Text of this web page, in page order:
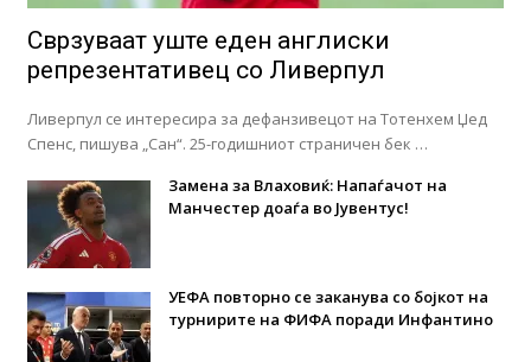
Сврзуваат уште еден англиски
репрезентативец со Ливерпул
Ливерпул се интересира за дефанзивецот на Тотенхем Џед
Спенс, пишува „Сан“. 25-годишниот страничен бек …
Замена за Влаховиќ: Напаѓачот на
Манчестер доаѓа во Јувентус!
УЕФА повторно се заканува со бојкот на
турнирите на ФИФА поради Инфантино